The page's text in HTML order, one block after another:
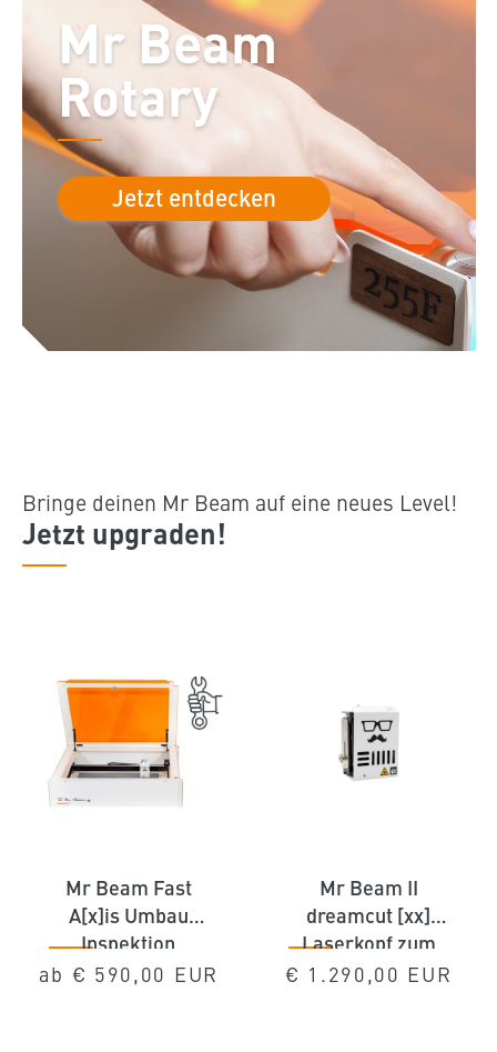
Mr Beam
Rotary
Jetzt entdecken
Bringe deinen Mr Beam auf eine neues Level!
Jetzt upgraden!
Mr Beam Fast
A[x]is Umbau
Inspektion
(Achse)
Normaler
ab € 590,00 EUR
Mr Beam II
dreamcut [xx]
Laserkopf zum
Nachrüsten
Normaler
€ 1.290,00 EUR